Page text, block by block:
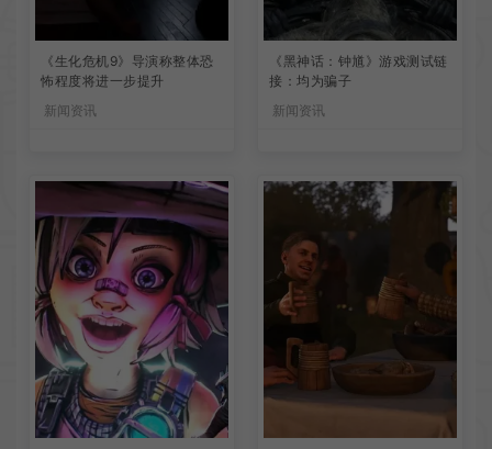
《生化危机9》导演称整体恐
怖程度将进一步提升
新闻资讯
《黑神话：钟馗》游戏测试链
接：均为骗子
新闻资讯